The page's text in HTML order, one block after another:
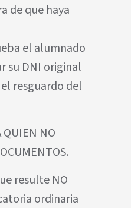
de que haya
el alumnado
su DNI original
resguardo del
QUIEN NO
resulte NO
ordinaria